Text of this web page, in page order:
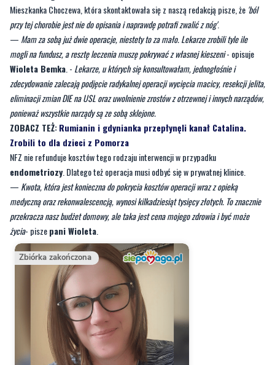
Mieszkanka Choczewa, która skontaktowała się z naszą redakcją pisze, że 'ból
przy tej chorobie jest nie do opisania i naprawdę potrafi zwalić z nóg'.
— Mam za sobą już dwie operacje, niestety to za mało. Lekarze zrobili tyle ile
mogli na fundusz, a resztę leczenia muszę pokrywać z własnej kieszeni- opisuje
Wioleta Bemka . - Lekarze, u których się konsultowałam, jednogłośnie i
zdecydowanie zalecają podjęcie radykalnej operacji wycięcia macicy, resekcji jelita,
eliminacji zmian DIE na USL oraz uwolnienie zrostów z otrzewnej i innych narządów,
ponieważ wszystkie narządy są ze sobą sklejone.
ZOBACZ TEŻ:Rumianin i gdynianka przepłynęli kanał Catalina.
Zrobili to dla dzieci z Pomorza
NFZ nie refunduje kosztów tego rodzaju interwencji w przypadku
endometriozy . Dlatego też operacja musi odbyć się w prywatnej klinice.
— Kwota, która jest konieczna do pokrycia kosztów operacji wraz z opieką
medyczną oraz rekonwalescencją, wynosi kilkadziesiąt tysięcy złotych. To znacznie
przekracza nasz budżet domowy, ale taka jest cena mojego zdrowia i być może
życia- piszepani Wioleta